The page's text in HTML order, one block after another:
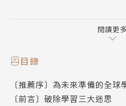
片，讓爸爸媽媽陪孩子輕鬆玩
並且在每個章節後面特別設計
長的學習單，
的學習上。
閱讀更
目錄
〔推薦序〕為未來準備的全球
〔前言〕破除學習三大迷思